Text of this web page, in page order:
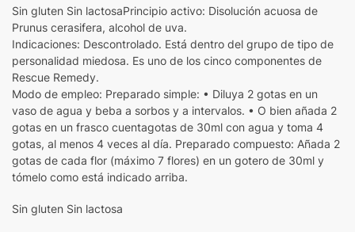
Sin gluten Sin lactosaPrincipio activo: Disolución acuosa de
Prunus cerasifera, alcohol de uva.
Indicaciones: Descontrolado. Está dentro del grupo de tipo de
personalidad miedosa. Es uno de los cinco componentes de
Rescue Remedy.
Modo de empleo: Preparado simple: • Diluya 2 gotas en un
vaso de agua y beba a sorbos y a intervalos. • O bien añada 2
gotas en un frasco cuentagotas de 30ml con agua y toma 4
gotas, al menos 4 veces al día. Preparado compuesto: Añada 2
gotas de cada flor (máximo 7 flores) en un gotero de 30ml y
tómelo como está indicado arriba.
Sin gluten Sin lactosa